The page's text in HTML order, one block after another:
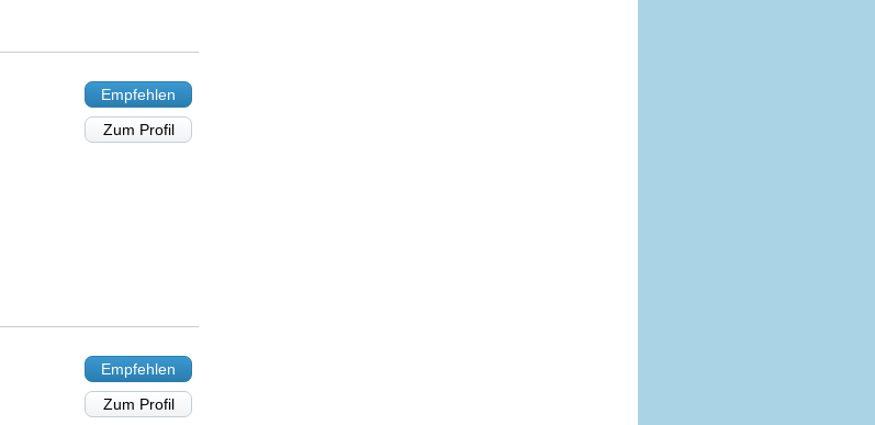
Empfehlen
Zum Profil
Empfehlen
Zum Profil